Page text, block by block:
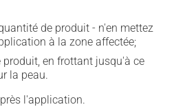
de produit - n'en mettez
à la zone affectée;
produit, en frottant jusqu'à ce
la peau.
l'application.